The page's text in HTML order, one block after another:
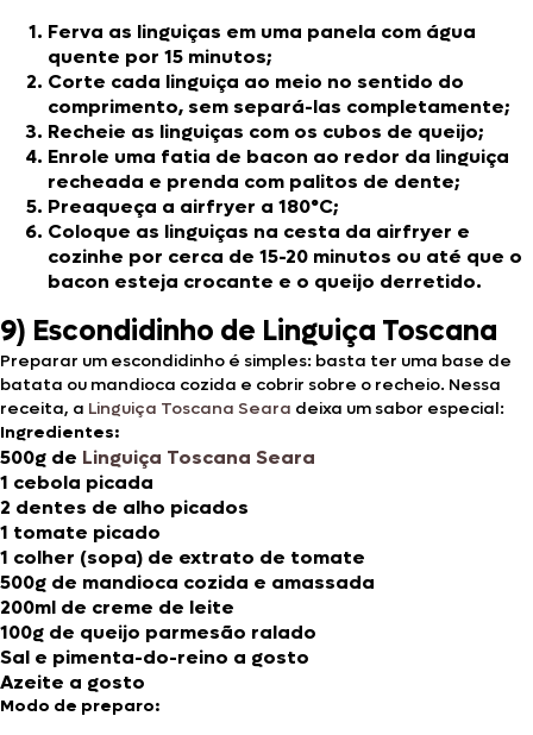
Ferva as linguiças em uma panela com água
quente por 15 minutos;
Corte cada linguiça ao meio no sentido do
comprimento, sem separá-las completamente;
Recheie as linguiças com os cubos de queijo;
Enrole uma fatia de bacon ao redor da linguiça
recheada e prenda com palitos de dente;
Preaqueça a airfryer a 180°C;
Coloque as linguiças na cesta da airfryer e
cozinhe por cerca de 15-20 minutos ou até que o
bacon esteja crocante e o queijo derretido.
9) Escondidinho de Linguiça Toscana
Preparar um escondidinho é simples: basta ter uma base de
batata ou mandioca cozida e cobrir sobre o recheio. Nessa
receita, a Linguiça Toscana Seara deixa um sabor especial:
Ingredientes:
500g de Linguiça Toscana Seara
1 cebola picada
2 dentes de alho picados
1 tomate picado
1 colher (sopa) de extrato de tomate
500g de mandioca cozida e amassada
200ml de creme de leite
100g de queijo parmesão ralado
Sal e pimenta-do-reino a gosto
Azeite a gosto
Modo de preparo: